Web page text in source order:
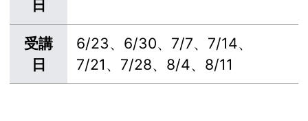
日
受講
日
6/23、6/30、7/7、7/14、
7/21、7/28、8/4、8/11